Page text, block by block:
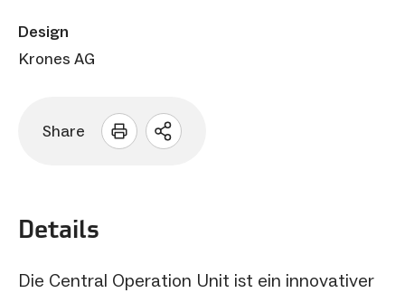
Design
Krones AG
Share
Sharing
Details
Die Central Operation Unit ist ein innovativer